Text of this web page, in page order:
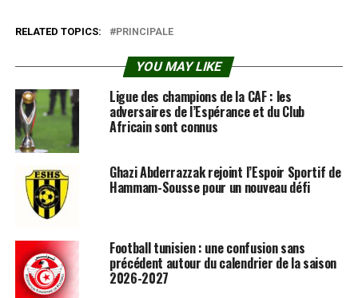
RELATED TOPICS: PRINCIPALE
YOU MAY LIKE
Ligue des champions de la CAF : les
adversaires de l’Espérance et du Club
Africain sont connus
Ghazi Abderrazzak rejoint l’Espoir Sportif de
Hammam-Sousse pour un nouveau défi
Football tunisien : une confusion sans
précédent autour du calendrier de la saison
2026-2027